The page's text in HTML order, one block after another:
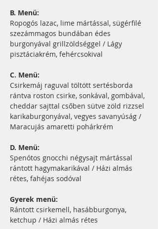
B. Menü:
Ropogós lazac, lime mártással, sügérfilé
szezámmagos bundában édes
burgonyával grillzöldséggel / Lágy
pisztáciakrém, fehércsokival
C. Menü:
Csirkemáj raguval töltött sertésborda
rántva roston csirke, sonkával, gombával,
cheddar sajttal csőben sütve zöld rizzsel
karikaburgonyával, vegyes savanyúság /
Maracujás amaretti pohárkrém
D. Menü:
Spenótos gnocchi négysajt mártással
rántott hagymakarikával / Házi almás
rétes, fahéjas sodóval
Gyerek menü:
Rántott csirkemell, hasábburgonya,
ketchup / Házi almás rétes